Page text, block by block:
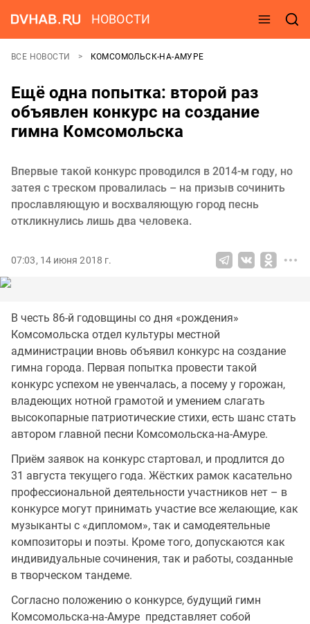
НОВОСТИ
ВСЕ НОВОСТИ КОМСОМОЛЬСК-НА-АМУРЕ
Ещё одна попытка: второй раз
объявлен конкурс на создание
гимна Комсомольска
Впервые такой конкурс проводился в 2014-м году, но
затея с треском провалилась – на призыв сочинить
прославляющую и восхваляющую город песнь
откликнулись лишь два человека.
07:03, 14 июня 2018 г.
В честь 86-й годовщины со дня «рождения»
Комсомольска отдел культуры местной
администрации вновь объявил конкурс на создание
гимна города. Первая попытка провести такой
конкурс успехом не увенчалась, а посему у горожан,
владеющих нотной грамотой и умением слагать
высокопарные патриотические стихи, есть шанс стать
автором главной песни Комсомольска-на-Амуре.
Приём заявок на конкурс стартовал, и продлится до
31 августа текущего года. Жёстких рамок касательно
профессиональной деятельности участников нет – в
конкурсе могут принимать участие все желающие, как
музыканты с «дипломом», так и самодеятельные
композиторы и поэты. Кроме того, допускаются как
индивидуальные сочинения, так и работы, созданные
в творческом тандеме.
Согласно положению о конкурсе, будущий гимн
Комсомольска-на-Амуре представляет собой